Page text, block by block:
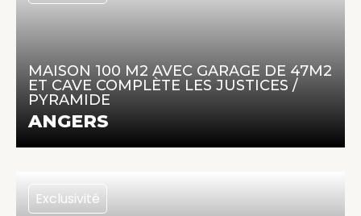
MAISON 100 M2 AVEC GARAGE DE 47M2
ET CAVE COMPLÈTE LES JUSTICES /
PYRAMIDE
ANGERS
100 m² | 5 pièces | 3 chambres
Exclusivité